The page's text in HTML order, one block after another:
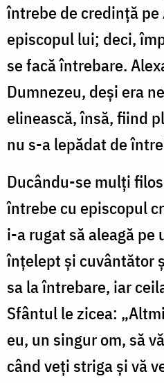
întrebe de credință pe
episcopul lui; deci,
se facă întrebare.
Dumnezeu, deși era
elinească, însă, fiind
nu s-a lepădat de
Ducându-se mulți
întrebe cu episcopul
i-a rugat să aleagă pe
înțelept și cuvântător
sa la întrebare, iar
Sfântul le zicea:
eu, un singur om, să
când veți striga și vă